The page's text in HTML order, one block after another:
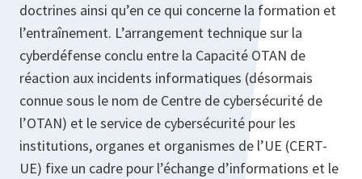
doctrines ainsi qu’en ce qui concerne la formation et
l’entraînement. L’arrangement technique sur la
cyberdéfense conclu entre la Capacité OTAN de
réaction aux incidents informatiques (désormais
connue sous le nom de Centre de cybersécurité de
l’OTAN) et le service de cybersécurité pour les
institutions, organes et organismes de l’UE (CERT-
UE) fixe un cadre pour l’échange d’informations et le